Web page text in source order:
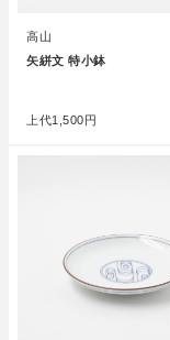
高山
矢絣文 特小鉢
上代1,500円